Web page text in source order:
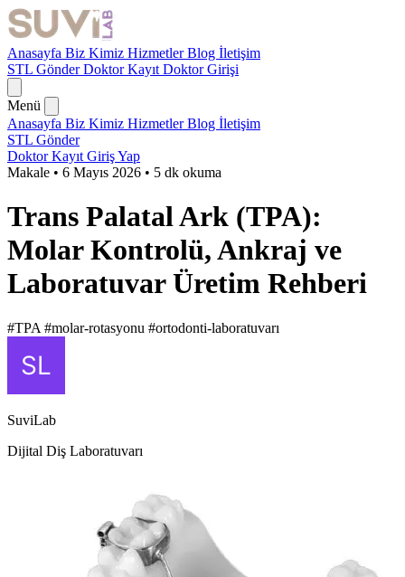
Anasayfa Biz Kimiz HizmetlerBlog İletişim
STL GönderDoktor Kayıt Doktor Girişi
Menü
Anasayfa Biz Kimiz HizmetlerBlog İletişim
STL Gönder
Doktor Kayıt Giriş Yap
Makale • 6 Mayıs 2026 • 5 dk okuma
Trans Palatal Ark (TPA):
Molar Kontrolü, Ankraj ve
Laboratuvar Üretim Rehberi
#TPA #molar-rotasyonu #ortodonti-laboratuvarı
SuviLab
Dijital Diş Laboratuvarı